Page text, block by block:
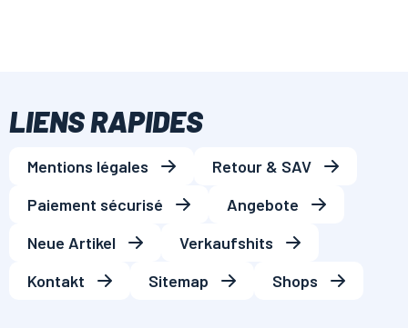
LIENS RAPIDES
Mentions légales
Retour & SAV
Paiement sécurisé
Angebote
Neue Artikel
Verkaufshits
Kontakt
Sitemap Shops